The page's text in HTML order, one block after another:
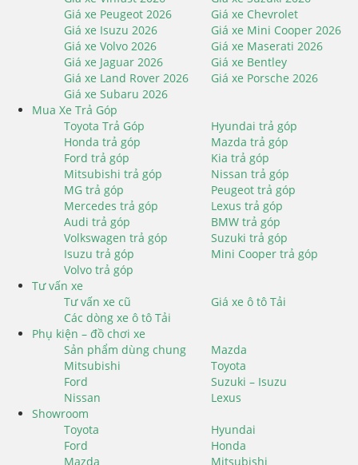
Giá xe Peugeot 2026
Giá xe Chevrolet
Giá xe Isuzu 2026
Giá xe Mini Cooper 2026
Giá xe Volvo 2026
Giá xe Maserati 2026
Giá xe Jaguar 2026
Giá xe Bentley
Giá xe Land Rover 2026
Giá xe Porsche 2026
Giá xe Subaru 2026
Mua Xe Trả Góp
Toyota Trả Góp
Hyundai trả góp
Honda trả góp
Mazda trả góp
Ford trả góp
Kia trả góp
Mitsubishi trả góp
Nissan trả góp
MG trả góp
Peugeot trả góp
Mercedes trả góp
Lexus trả góp
Audi trả góp
BMW trả góp
Volkswagen trả góp
Suzuki trả góp
Isuzu trả góp
Mini Cooper trả góp
Volvo trả góp
Tư vấn xe
Tư vấn xe cũ
Giá xe ô tô Tải
Các dòng xe ô tô Tải
Phụ kiện – đồ chơi xe
Sản phẩm dùng chung
Mazda
Mitsubishi
Toyota
Ford
Suzuki – Isuzu
Nissan
Lexus
Showroom
Toyota
Hyundai
Ford
Honda
Mazda
Mitsubishi